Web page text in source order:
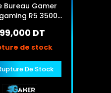
Bureau Gamer
R5 3500
SSD NoirDT
de stock
De Stock